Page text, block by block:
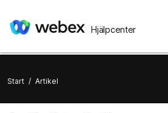
Hjälpcenter
Start / Artikel